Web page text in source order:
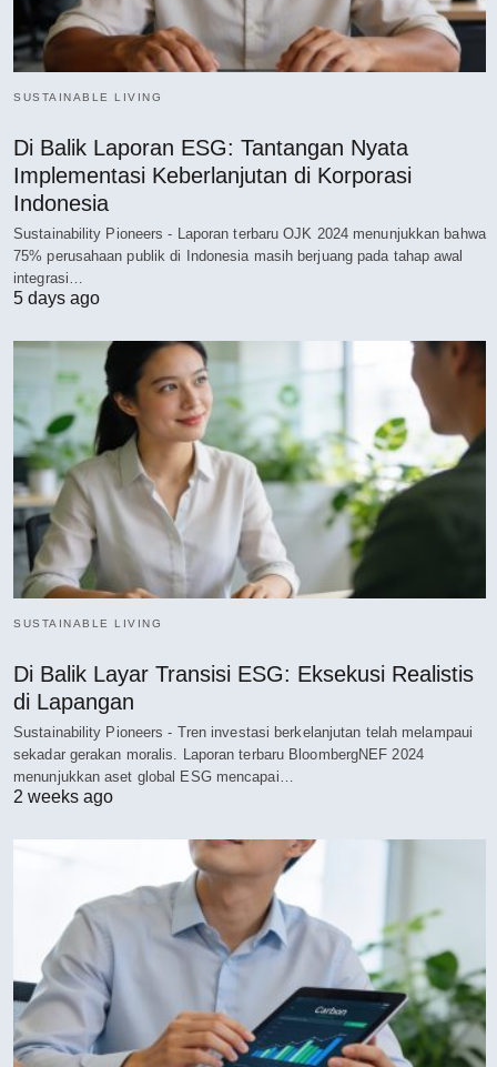
SUSTAINABLE LIVING
Di Balik Laporan ESG: Tantangan Nyata
Implementasi Keberlanjutan di Korporasi
Indonesia
Sustainability Pioneers - Laporan terbaru OJK 2024 menunjukkan bahwa
75% perusahaan publik di Indonesia masih berjuang pada tahap awal
integrasi…
5 days ago
SUSTAINABLE LIVING
Di Balik Layar Transisi ESG: Eksekusi Realistis
di Lapangan
Sustainability Pioneers - Tren investasi berkelanjutan telah melampaui
sekadar gerakan moralis. Laporan terbaru BloombergNEF 2024
menunjukkan aset global ESG mencapai…
2 weeks ago